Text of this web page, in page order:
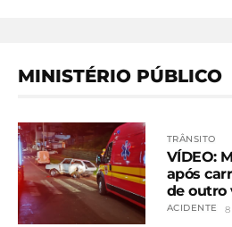
MINISTÉRIO PÚBLICO
TRÂNSITO
VÍDEO:
após
de outro
ACIDENTE 8